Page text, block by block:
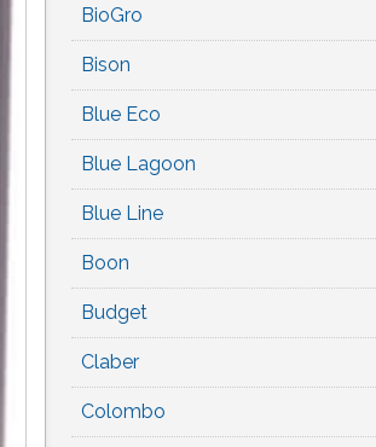
BioGro
Bison
Blue Eco
Blue Lagoon
Blue Line
Boon
Budget
Claber
Colombo